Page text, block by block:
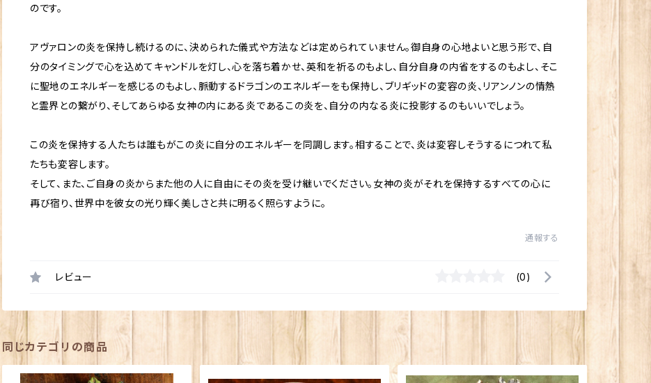
のです。
アヴァロンの炎を保持し続けるのに、決められた儀式や方法などは定められていません。御自身の心地よいと思う形で、自
分のタイミングで心を込めてキャンドルを灯し、心を落ち着かせ、英和を祈るのもよし、自分自身の内省をするのもよし、そこ
に聖地のエネルギーを感じるのもよし、脈動するドラゴンのエネルギーをも保持し、ブリギッドの変容の炎、リアンノンの情熱
と霊界との繋がり、そしてあらゆる女神の内にある炎であるこの炎を、自分の内なる炎に投影するのもいいでしょう。
この炎を保持する人たちは誰もがこの炎に自分のエネルギーを同調します。相することで、炎は変容しそうするにつれて私
たちも変容します。
そして、また、ご自身の炎からまた他の人に自由にその炎を受け継いでください。女神の炎がそれを保持するすべての心に
再び宿り、世界中を彼女の光り輝く美しさと共に明るく照らすように。
通報する
レビュー (0)
同じカテゴリの商品